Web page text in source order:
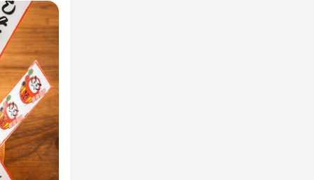
基本を学
ーブルの
けます。
ています